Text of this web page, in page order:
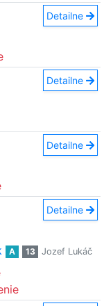
Detailne
Detailne
Detailne
Detailne
A 13 Jozef Lukáč